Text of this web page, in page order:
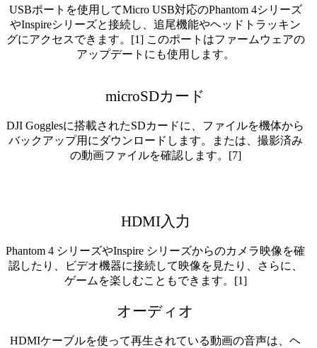
USBポートを使用してMicro USB対応のPhantom 4シリーズ
やInspireシリーズと接続し、追尾機能やヘッドトラッキン
グにアクセスできます。[1] このポートはファームウェアの
アップデートにも使用します。
microSDカード
DJI Gogglesに搭載されたSDカードに、ファイルを機体から
バックアップ用にダウンロードします。または、撮影済み
の動画ファイルを確認します。[7]
HDMI入力
Phantom 4 シリーズやInspire シリーズからのカメラ映像を確
認したり、ビデオ機器に接続して映像を見たり、さらに、
ゲームを楽しむこともできます。[1]
オーディオ
HDMIケーブルを使って再生されている動画の音声は、ヘ